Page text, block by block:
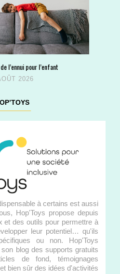
l’ennui pour l’enfant
2026
à certains est aussi
Hop'Toys propose depuis
et des outils pour permettre à
leur potentiel… qu'ils
ou non. Hop'Toys
blog des supports gratuits
de fond, témoignages
bien sûr des idées d'activités